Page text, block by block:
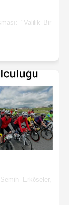
"Valilik Bir
Erköseler,